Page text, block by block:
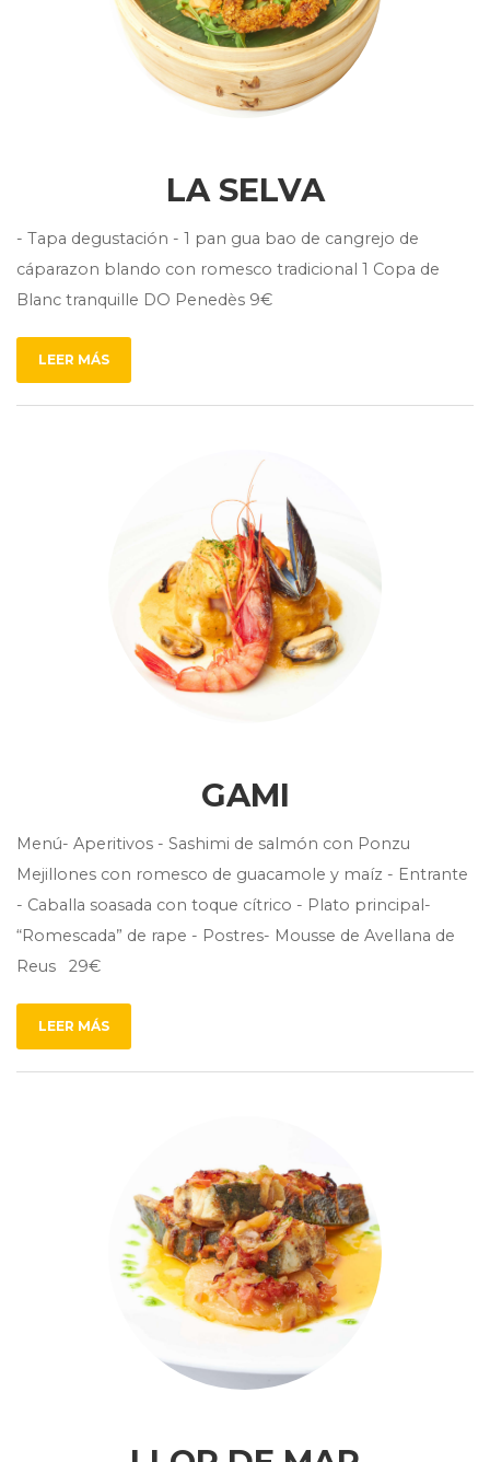
LA SELVA
- Tapa degustación - 1 pan gua bao de cangrejo de
cáparazon blando con romesco tradicional 1 Copa de
Blanc tranquille DO Penedès 9€
LEER MÁS
GAMI
Menú- Aperitivos - Sashimi de salmón con Ponzu
Mejillones con romesco de guacamole y maíz - Entrante
- Caballa soasada con toque cítrico - Plato principal-
“Romescada” de rape - Postres- Mousse de Avellana de
Reus 29€
LEER MÁS